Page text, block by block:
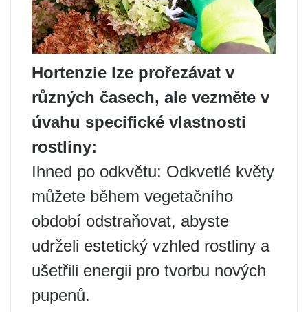
Hortenzie lze prořezávat v
různých časech, ale vezměte v
úvahu specifické vlastnosti
rostliny:
Ihned po odkvětu: Odkvetlé květy
můžete během vegetačního
období odstraňovat, abyste
udrželi estetický vzhled rostliny a
ušetřili energii pro tvorbu nových
pupenů.